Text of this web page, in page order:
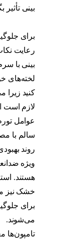
بینی تأثیر
برای
رعایت
بینی با
لخته‌های
کنید زیرا
لازم است
عوامل
سالم با
روند
ویژه
هستند.
خشک نیز
برای
می‌شوند.